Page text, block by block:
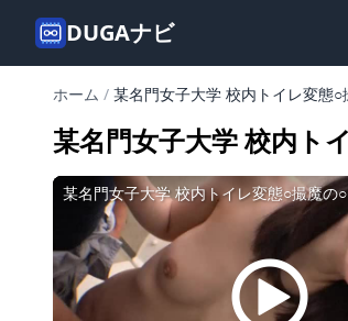
DUGAナビ
ホーム / 某名門女子大学 校内トイレ変態
某名門女子大学 校内ト